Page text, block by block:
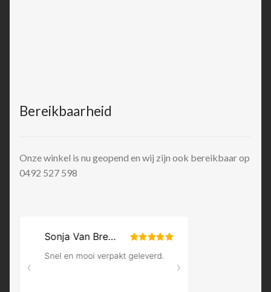
Bereikbaarheid
Onze winkel is nu geopend en wij zijn ook bereikbaar op
0492 527 598